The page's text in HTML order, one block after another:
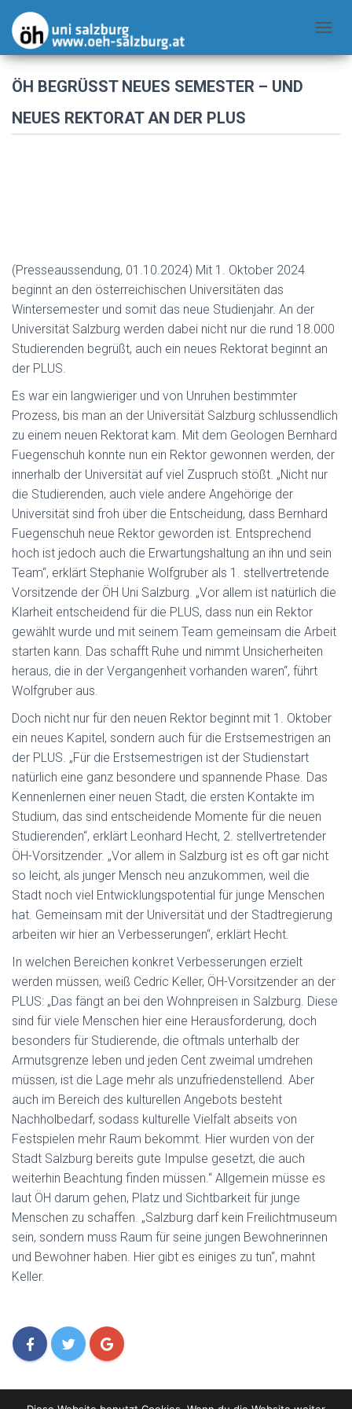
A
A
L
N
ÖH BEGRÜSST NEUES SEMESTER – UND N
EUES REKTORAT AN DER PLUS
(Presseaussendung, 01.10.2024) Mit 1. Oktober 2024
beginnt an den österreichischen Universitäten das
Wintersemester und somit das neue Studienjahr. An der
Universität Salzburg werden dabei nicht nur die rund 18.000
Studierenden begrüßt, auch ein neues Rektorat beginnt an
der PLUS.
Es war ein langwieriger und von Unruhen bestimmter
Prozess, bis man an der Universität Salzburg schlussendlich
zu einem neuen Rektorat kam. Mit dem Geologen Bernhard
Fuegenschuh konnte nun ein Rektor gewonnen werden, der
innerhalb der Universität auf viel Zuspruch stößt. „Nicht nur
die Studierenden, auch viele andere Angehörige der
Universität sind froh über die Entscheidung, dass Bernhard
Fuegenschuh neue Rektor geworden ist. Entsprechend
hoch ist jedoch auch die Erwartungshaltung an ihn und sein
Team“, erklärt Stephanie Wolfgruber als 1. stellvertretende
Vorsitzende der ÖH Uni Salzburg. „Vor allem ist natürlich die
Klarheit entscheidend für die PLUS, dass nun ein Rektor
gewählt wurde und mit seinem Team gemeinsam die Arbeit
starten kann. Das schafft Ruhe und nimmt Unsicherheiten
heraus, die in der Vergangenheit vorhanden waren“, führt
Wolfgruber aus.
Doch nicht nur für den neuen Rektor beginnt mit 1. Oktober
ein neues Kapitel, sondern auch für die Erstsemestrigen an
der PLUS. „Für die Erstsemestrigen ist der Studienstart
natürlich eine ganz besondere und spannende Phase. Das
Kennenlernen einer neuen Stadt, die ersten Kontakte im
Studium, das sind entscheidende Momente für die neuen
Studierenden“, erklärt Leonhard Hecht, 2. stellvertretender
ÖH-Vorsitzender. „Vor allem in Salzburg ist es oft gar nicht
so leicht, als junger Mensch neu anzukommen, weil die
Stadt noch viel Entwicklungspotential für junge Menschen
hat. Gemeinsam mit der Universität und der Stadtregierung
arbeiten wir hier an Verbesserungen“, erklärt Hecht.
In welchen Bereichen konkret Verbesserungen erzielt
werden müssen, weiß Cedric Keller, ÖH-Vorsitzender an der
PLUS: „Das fängt an bei den Wohnpreisen in Salzburg. Diese
sind für viele Menschen hier eine Herausforderung, doch
besonders für Studierende, die oftmals unterhalb der
Armutsgrenze leben und jeden Cent zweimal umdrehen
müssen, ist die Lage mehr als unzufriedenstellend. Aber
auch im Bereich des kulturellen Angebots besteht
Nachholbedarf, sodass kulturelle Vielfalt abseits von
Festspielen mehr Raum bekommt. Hier wurden von der
Stadt Salzburg bereits gute Impulse gesetzt, die auch
weiterhin Beachtung finden müssen.“ Allgemein müsse es
laut ÖH darum gehen, Platz und Sichtbarkeit für junge
Menschen zu schaffen. „Salzburg darf kein Freilichtmuseum
sein, sondern muss Raum für seine jungen Bewohnerinnen
und Bewohner haben. Hier gibt es einiges zu tun“, mahnt
Keller.